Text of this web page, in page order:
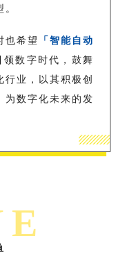
也希望 「智能自动
数字时代，鼓舞
行业，以其积极创
为数字化未来的发
E